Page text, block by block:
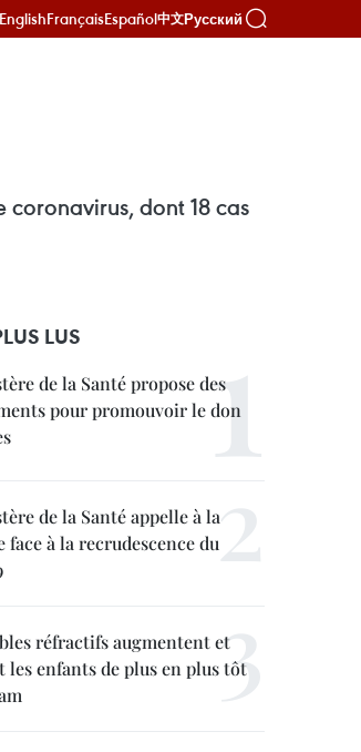
EnglishFrançaisEspañol中文Русский
dont 18 cas
LUS
de la Santé propose des
pour promouvoir le don
de la Santé appelle à la
face à la recrudescence du
réfractifs augmentent et
les enfants de plus en plus tôt